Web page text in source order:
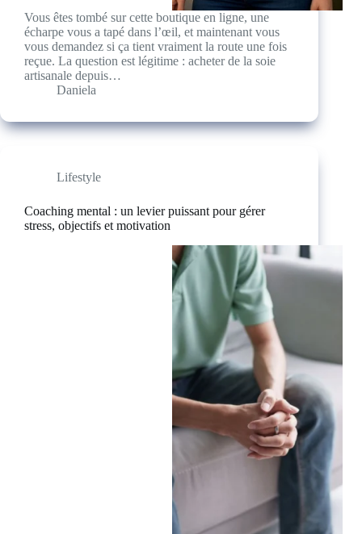
Vous êtes tombé sur cette boutique en ligne, une
écharpe vous a tapé dans l’œil, et maintenant vous
vous demandez si ça tient vraiment la route une fois
reçue. La question est légitime : acheter de la soie
artisanale depuis…
Daniela
Lifestyle
Coaching mental : un levier puissant pour gérer
stress, objectifs et motivation